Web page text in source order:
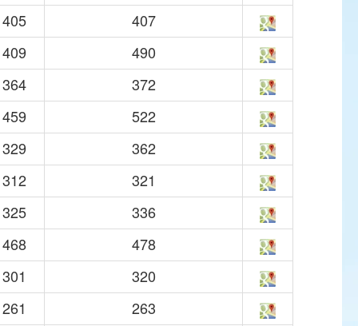
405
407
409
490
364
372
459
522
329
362
312
321
325
336
468
478
301
320
261
263